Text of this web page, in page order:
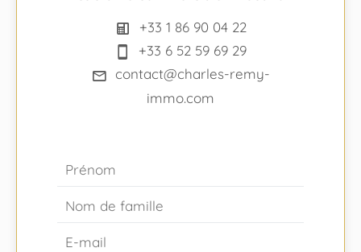
+33 1 86 90 04 22
+33 6 52 59 69 29
contact@charles-remy-
immo.com